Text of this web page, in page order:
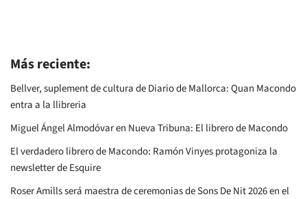
Más reciente:
Bellver, suplement de cultura de Diario de Mallorca: Quan Macondo
entra a la llibreria
Miguel Ángel Almodóvar en Nueva Tribuna: El librero de Macondo
El verdadero librero de Macondo: Ramón Vinyes protagoniza la
newsletter de Esquire
Roser Amills será maestra de ceremonias de Sons De Nit 2026 en el